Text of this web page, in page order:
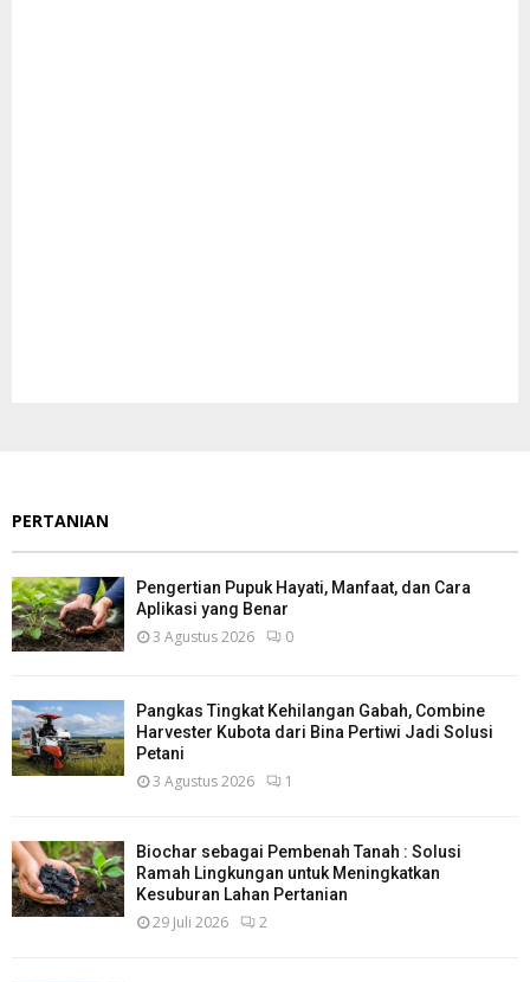
PERTANIAN
Pengertian Pupuk Hayati, Manfaat, dan Cara
Aplikasi yang Benar
3 Agustus 2026 0
Pangkas Tingkat Kehilangan Gabah, Combine
Harvester Kubota dari Bina Pertiwi Jadi Solusi
Petani
3 Agustus 2026 1
Biochar sebagai Pembenah Tanah : Solusi
Ramah Lingkungan untuk Meningkatkan
Kesuburan Lahan Pertanian
29 Juli 2026 2